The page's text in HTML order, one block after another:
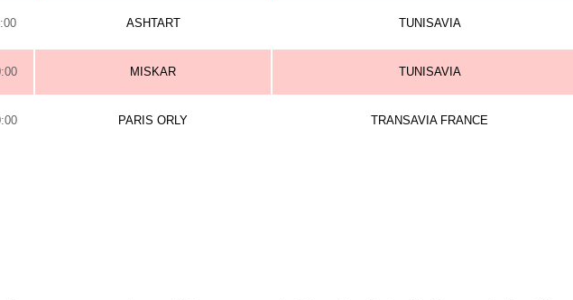
ASHTART TUNISAVIA
MISKAR TUNISAVIA
PARIS ORLY TRANSAVIA FRANCE